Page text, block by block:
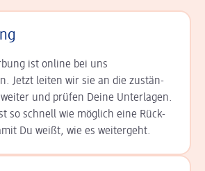
ist online bei uns
Jetzt leiten wir sie an die zu­stän­
und prüfen Deine Unterlagen.
so schnell wie möglich eine Rück­
Du weißt, wie es weitergeht.